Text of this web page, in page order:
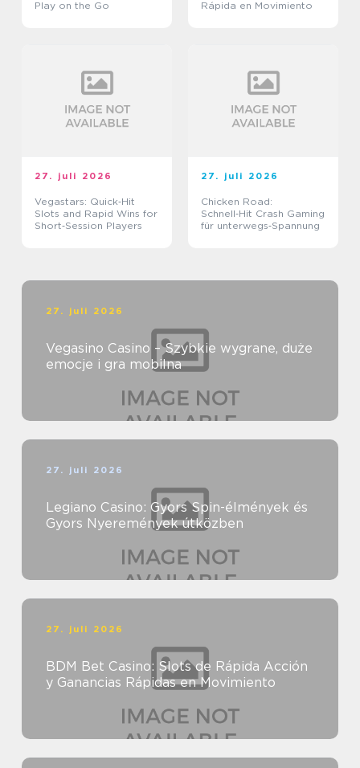
Play on the Go Rápida en Movimiento
27. juli 2026
Vegastars: Quick‑Hit
Slots and Rapid Wins for
Short‑Session Players
27. juli 2026
Chicken Road:
Schnell‑Hit Crash Gaming
für unterwegs‑Spannung
27. juli 2026
Vegasino Casino – Szybkie wygrane, duże
emocje i gra mobilna
27. juli 2026
Legiano Casino: Gyors Spin-élmények és
Gyors Nyeremények útközben
27. juli 2026
BDM Bet Casino: Slots de Rápida Acción
y Ganancias Rápidas en Movimiento